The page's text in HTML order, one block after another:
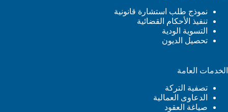
نموذج طلب استشارة قانونية
تنفيذ الأحكام القضائية
التسوية الودية
تحصيل الديون
الخدمات العامة
تصفية التركة
الدعاوى العمالية
صياغة العقود